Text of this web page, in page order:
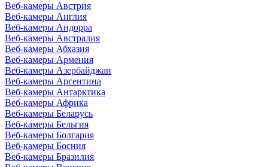
Веб-камеры Австрия
Веб-камеры Англия
Веб-камеры Андорра
Веб-камеры Австралия
Веб-камеры Абхазия
Веб-камеры Армения
Веб-камеры Азербайджан
Веб-камеры Аргентина
Веб-камеры Антарктика
Веб-камеры Африка
Веб-камеры Беларусь
Веб-камеры Бельгия
Веб-камеры Болгария
Веб-камеры Босния
Веб-камеры Бразилия